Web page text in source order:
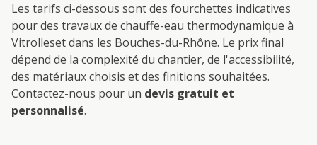
Les tarifs ci-dessous sont des fourchettes indicatives
pour des travaux de chauffe-eau thermodynamique à
Vitrolleset dans les Bouches-du-Rhône. Le prix final
dépend de la complexité du chantier, de l'accessibilité,
des matériaux choisis et des finitions souhaitées.
Contactez-nous pour un devis gratuit et
personnalisé.